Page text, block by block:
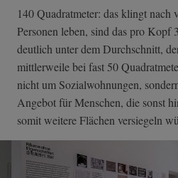
140 Quadratmeter: das klingt nach
Personen leben, sind das pro Kopf
deutlich unter dem Durchschnitt,
mittlerweile bei fast 50
nicht um Sozialwohnungen,
Angebot für Menschen, die sonst
somit weitere Flächen versiegeln